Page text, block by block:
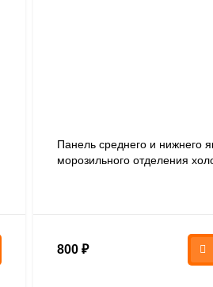
Панель среднего и нижнего
морозильного отделения
800₽